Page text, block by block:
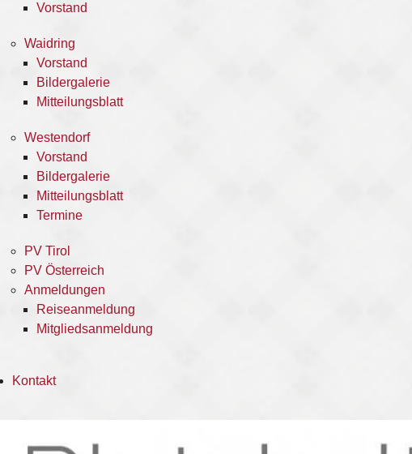
Vorstand
Waidring
Vorstand
Bildergalerie
Mitteilungsblatt
Westendorf
Vorstand
Bildergalerie
Mitteilungsblatt
Termine
PV Tirol
PV Österreich
Anmeldungen
Reiseanmeldung
Mitgliedsanmeldung
Kontakt